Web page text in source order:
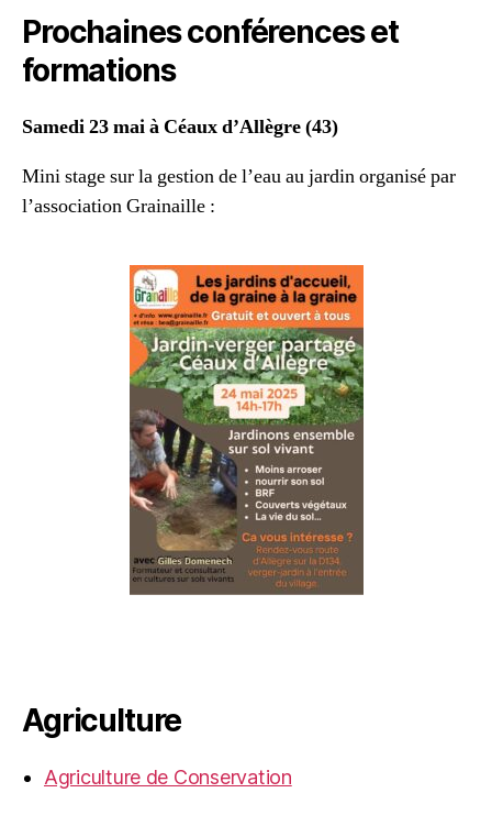
Prochaines conférences et
formations
Samedi 23 mai à Céaux d’Allègre (43)
Mini stage sur la gestion de l’eau au jardin organisé par
l’association Grainaille :
Agriculture
Agriculture de Conservation